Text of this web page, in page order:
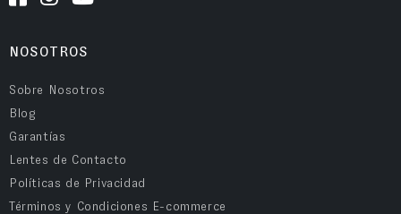
NOSOTROS
Sobre Nosotros
Blog
Garantías
Lentes de Contacto
Políticas de Privacidad
Términos y Condiciones E-commerce